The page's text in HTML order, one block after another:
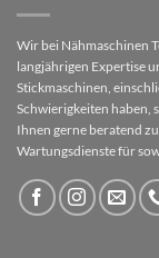
Wir bei Nähmaschinen
langjährigen Expertise
Stickmaschinen,
Schwierigkeiten haben,
Ihnen gerne beratend
Wartungsdienste für